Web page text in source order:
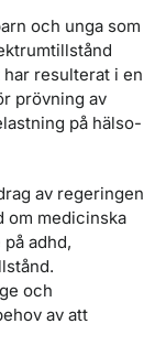
och unga som
resulterat i en
prövning av
på hälso-
av regeringen
om medicinska
adhd,
och
av att